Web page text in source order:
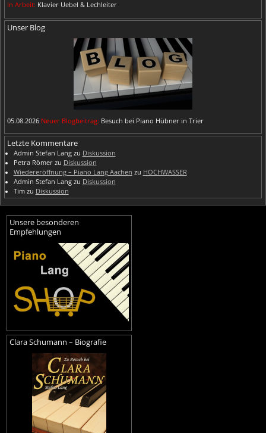
In Arbeit: Klavier Uebel & Lechleiter
Unser Blog
05.08.2026 Neuer Blogbeitrag: Besuch bei Piano Hübner in Trier
Letzte Kommentare
Admin Stefan Langzu Diskussion
Petra Römerzu Diskussion
Wiedereröffnung – Piano Lang Aachen zu HOCHWASSER
Admin Stefan Langzu Diskussion
Timzu Diskussion
Unsere besonderen
Empfehlungen
Clara Schumann – Biografie